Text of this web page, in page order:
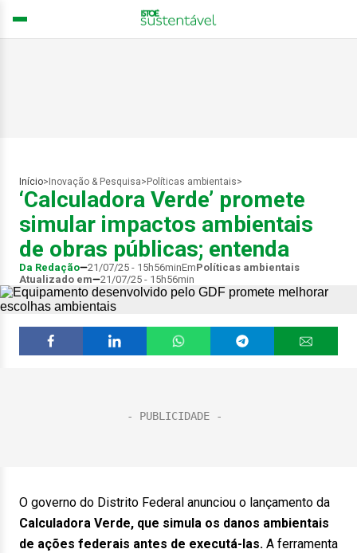
Início> Inovação & Pesquisa> Políticas ambientais>
‘Calculadora Verde’ promete
simular impactos ambientais
de obras públicas; entenda
Da Redação 21/07/25 - 15h56minEmPolíticas ambientais
Atualizado em
21/07/25 - 15h56min
O governo do Distrito Federal anunciou o lançamento da
Calculadora Verde, que simula os danos ambientais
de ações federais antes de executá-las. A ferramenta